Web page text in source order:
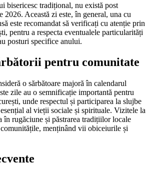
bisericesc tradițional, nu există post
2026. Această zi este, în general, una cu
este recomandat să verificați cu atenție prin
pentru a respecta eventualele particularități
posturi specifice anului.
pentru comunitate
o sărbătoare majoră în calendarul
zile au o semnificație importantă pentru
unde respectul și participarea la slujbe
al vieții sociale și spirituale. Vizitele la
în rugăciune și păstrarea tradițiilor locale
comunitățile, menținând vii obiceiurile și